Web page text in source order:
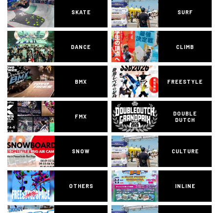
SKATE SURF
DANCE CLIMB
BMX FREESTYLE
FMX
DOUBLE
DUTCH
SNOW CULTURE
OTHERS INLINE